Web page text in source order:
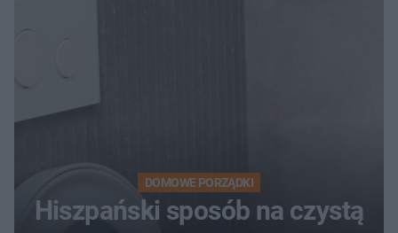
DOMOWE PORZĄDKI
Hiszpański sposób na czystą